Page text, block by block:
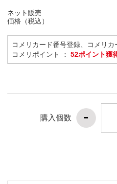
ネット販売
価格（税込）
コメリカード番号登録、コメリ
コメリポイント ： 52ポイント獲
購入個数